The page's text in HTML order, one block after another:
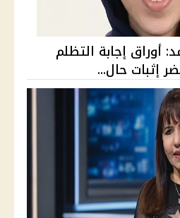
محمد: أوراق إجابة التظلم
إثبات حال...